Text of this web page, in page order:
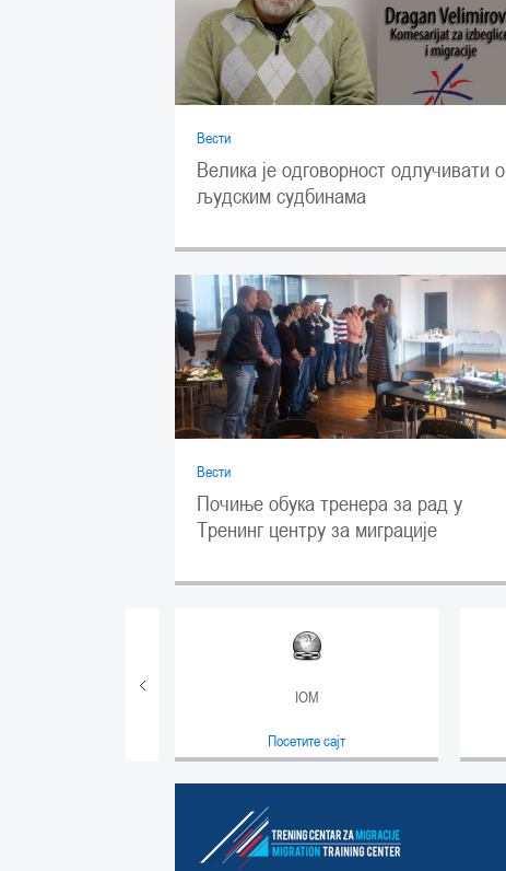
Вести
Велика је одговорност одлучивати о
људским судбинама
Вести
Почиње обука тренера за рад у
Тренинг центру за миграције
IOM
Посетите сајт